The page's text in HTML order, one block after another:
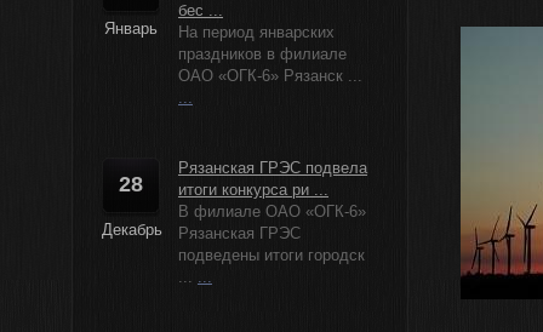
Январь
бес ...
На период январских
праздников в филиале
ОАО «ОГК-6» Рязанск ...
...
28
Декабрь
Рязанская ГРЭС подвела
итоги конкурса ри ...
В филиале ОАО «ОГК-6»
Рязанская ГРЭС
подведены итоги городск
... ...